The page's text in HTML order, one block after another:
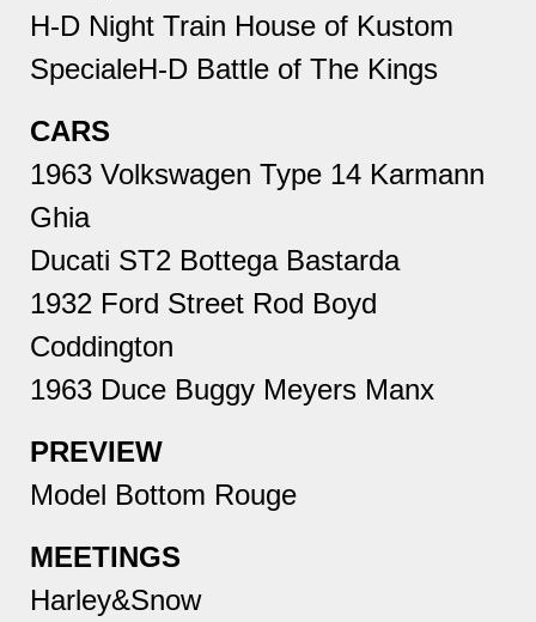
H-D Night Train House of Kustom
SpecialeH-D Battle of The Kings
CARS
1963 Volkswagen Type 14 Karmann
Ghia
Ducati ST2 Bottega Bastarda
1932 Ford Street Rod Boyd
Coddington
1963 Duce Buggy Meyers Manx
PREVIEW
Model Bottom Rouge
MEETINGS
Harley&Snow